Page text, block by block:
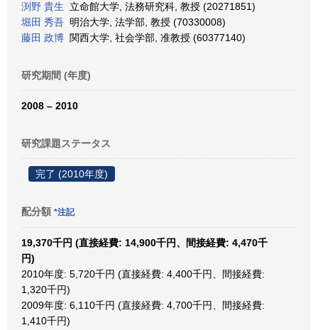
渕野 貴生 立命館大学, 法務研究科, 教授 (20271851)
堀田 秀吾 明治大学, 法学部, 教授 (70330008)
藤田 政博 関西大学, 社会学部, 准教授 (60377140)
研究期間 (年度)
2008 – 2010
研究課題ステータス
完了 (2010年度)
配分額 *注記
19,370千円 (直接経費: 14,900千円、間接経費: 4,470千
円)
2010年度: 5,720千円 (直接経費: 4,400千円、間接経費:
1,320千円)
2009年度: 6,110千円 (直接経費: 4,700千円、間接経費:
1,410千円)